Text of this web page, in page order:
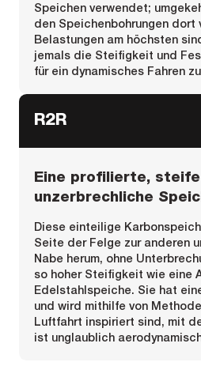
Speichen verwendet;
den Speichenbohrungen
Belastungen am höchsten
jemals die Steifigkeit und
für ein dynamisches Fahren
R2R
Eine profilierte, steife
unzerbrechliche
Diese einteilige
Seite der Felge zur anderen
Nabe herum, ohne
so hoher Steifigkeit wie eine
Edelstahlspeiche. Sie hat
und wird mithilfe von
Luftfahrt inspiriert sind, mit
ist unglaublich